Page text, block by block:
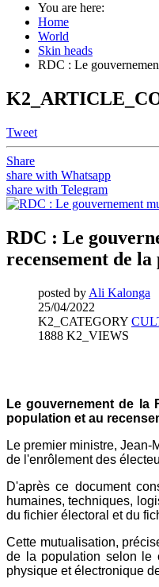
You are here:
Home
World
Skin heads
RDC : Le
Tweet
Share
share with Whatsapp
share with Telegram
RDC : Le
recensement de
posted by Ali Kalonga
25/04/2022
K2_CATEGORY
1888 K2_VIEWS
Le gouvernement de la
population et au
Le premier ministre,
de l'enrôlement des
D'après ce document
humaines, techniques,
du fichier électoral et du
Cette mutualisation,
de la population selon le
physique et électronique